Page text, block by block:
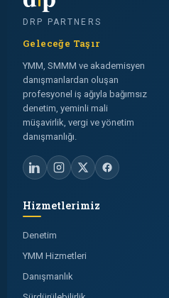
DRP PARTNERS
Geleceğe Taşır
YMM, SMMM ve akademisyen
danışmanlardan oluşan
profesyonel iş ağıyla bağımsız
denetim, yeminli mali
müşavirlik, vergi ve yönetim
danışmanlığı.
Hizmetlerimiz
Denetim
YMM Hizmetleri
Danışmanlık